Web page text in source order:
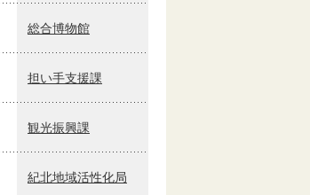
総合博物館
担い手支援課
観光振興課
紀北地域活性化局